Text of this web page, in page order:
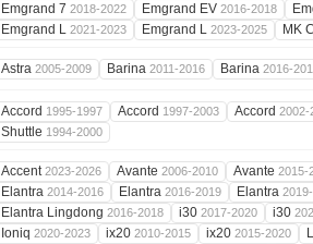
Emgrand 7 2018-2022 Emgrand EV 2016-2018
Emgrand L 2021-2023 Emgrand L 2023-2025 MK
Astra 2005-2009 Barina 2011-2016 Barina 2016-
Accord 1995-1997 Accord 1997-2003 Accord 2002-
Shuttle 1994-2000
Accent2023-2026 Avante 2006-2010 Avante 2015-
Elantra 2014-2016 Elantra 2016-2019 Elantra
Elantra Lingdong 2016-2018 i30 2017-2020 i30
Ioniq 2020-2023 ix20 2010-2015 ix20 2015-2020